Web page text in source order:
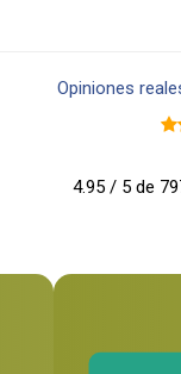
Opiniones
4.95 / 5 de